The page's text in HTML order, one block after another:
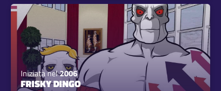
Iniziata nel2006
FRISKY DINGO